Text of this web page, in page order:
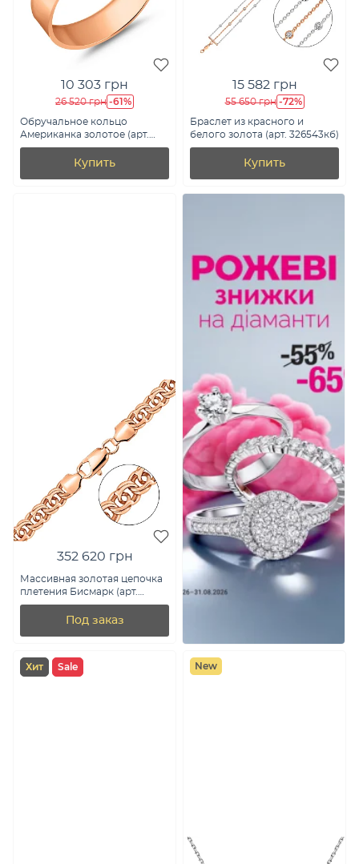
10 303 грн
26 520 грн -61%
Обручальное кольцо
Американка золотое (арт.
239180)
Купить
15 582 грн
55 650 грн -72%
Браслет из красного и
белого золота (арт. 326543кб)
Купить
352 620 грн
Массивная золотая цепочка
плетения Бисмарк (арт.
цр30205-110)
Под заказ
Хит Sale New